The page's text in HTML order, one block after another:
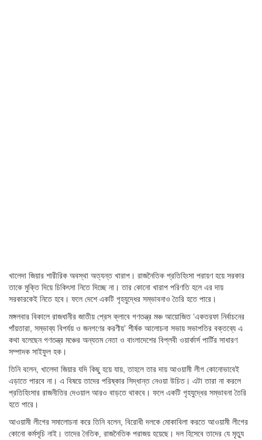
খালেদা জিয়ার শারীরিক অবস্থা অত্যন্ত খারাপ। রাজনৈতিক প্রতিহিংসা পরায়ণ হয়ে সরকার
তাকে মুক্তি দিয়ে চিকিৎসা নিতে দিচ্ছে না। তার কোনো খারাপ পরিণতি হলে এর দায়
সরকারকেই নিতে হবে। ফলে দেশে একটি গৃহযুদ্ধের সম্ভাবনাও তৈরি হতে পারে।
মঙ্গলবার বিকালে রাজধানীর জাতীয় প্রেস ক্লাবে গণতন্ত্র মঞ্চ আয়োজিত ‘একতরফা নির্বাচনের
পাঁয়তারা, সম্ভাব্য বিপর্যয় ও জনগণের করণীয়’ শীর্ষক আলোচনা সভায় সভাপতির বক্তব্যে এ
কথা বলেছেন গণতন্ত্র মঞ্চের অন্যতম নেতা ও বাংলাদেশের বিপ্লবী ওয়ার্কার্স পার্টির সাধারণ
সম্পাদক সাইফুল হক।
তিনি বলেন, খালেদা জিয়ার যদি কিছু হয়ে যায়, তাহলে তার দায় আওয়ামী লীগ কোনোভাবেই
এড়াতে পারবে না। এ বিষয়ে তাদের পরিষ্কার সিদ্ধান্ত নেওয়া উচিত। এটা তারা না করলে
প্রতিহিংসার রাজনীতির দেওয়াল আরও বাড়তে থাকবে। ফলে একটি গৃহযুদ্ধের সম্ভাবনা তৈরি
হতে পারে।
আওয়ামী লীগের সমালোচনা করে তিনি বলেন, বিরোধী দলকে মোকাবিলা করতে আওয়ামী লীগের
কোনো কর্মসূচি নাই। তাদের নৈতিক, রাজনৈতিক পরাজয় হয়েছে। দল হিসেবে তাদের যে মৃত্যু